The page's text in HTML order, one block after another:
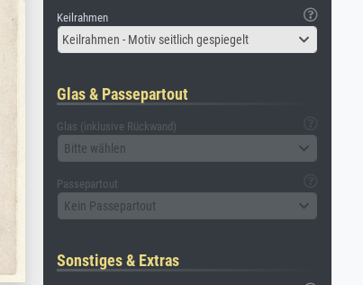
Keilrahmen
Keilrahmen - Motiv seitlich gespiegelt
Glas & Passepartout
Glas (inklusive Rückwand)
Bitte wählen
Passepartout
Kein Passepartout
Sonstiges & Extras